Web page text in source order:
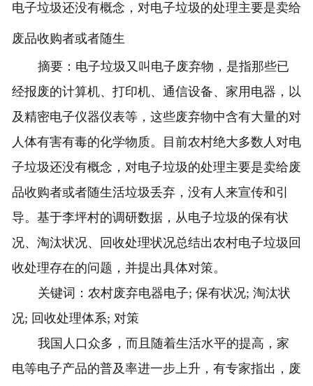
免责说明
电子垃圾还没有概念，对电子垃圾的处理主要是卖给
废品收购者或者随生
摘要：电子垃圾又叫电子废弃物，是指那些已
经报废的计算机、打印机、通信设备、家用电器，以
及精密电子仪器仪表等，这些废弃物中含有大量的对
人体有害有毒的化学物质。目前农村绝大多数人对电
子垃圾还没有概念，对电子垃圾的处理主要是卖给废
品收购者或者随生活垃圾丢弃，没有人来宣传和引
导。基于李坪村的调研数据，从电子垃圾的保有状
况、淘汰状况、回收处理状况总结出农村电子垃圾回
收处理存在的问题，并提出具体对策。
关键词：农村废弃电器电子; 保有状况; 淘汰状
况; 回收处理体系; 对策
我国人口众多，而且随着生活水平的提高，家
电等电子产品的普及率进一步上升，有专家指出，废